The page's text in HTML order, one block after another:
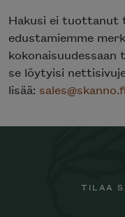
Hakusi ei tuottanut
edustamiemme
se löytyisi
lisää: sales@skanno.fi
TILAA